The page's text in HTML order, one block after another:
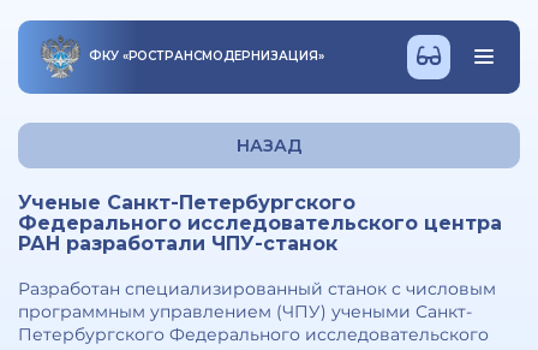
ФКУ «РОСТРАНСМОДЕРНИЗАЦИЯ»
НАЗАД
Ученые Санкт-Петербургского
Федерального исследовательского центра
РАН разработали ЧПУ-станок
Разработан специализированный станок с числовым
программным управлением (ЧПУ) учеными Санкт-
Петербургского Федерального исследовательского